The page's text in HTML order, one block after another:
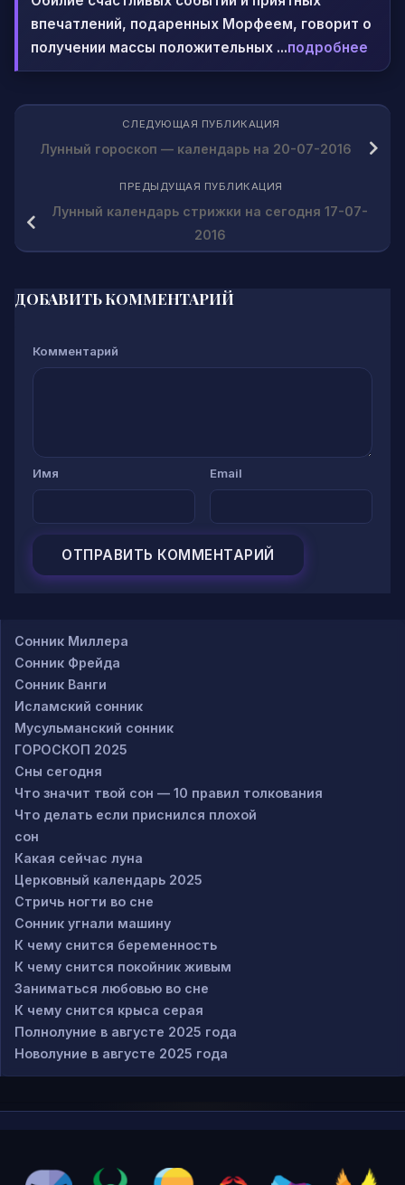
впечатлений, подаренных Морфеем, говорит о
получении массы положительных ...подробнее
СЛЕДУЮЩАЯ ПУБЛИКАЦИЯ
Лунный гороскоп — календарь на 20-07-2016
ПРЕДЫДУЩАЯ ПУБЛИКАЦИЯ
Лунный календарь стрижки на сегодня 17-07-
2016
ДОБАВИТЬ КОММЕНТАРИЙ
Комментарий
Имя Email
Сонник Миллера
Сонник Фрейда
Сонник Ванги
Исламский сонник
Мусульманский сонник
ГОРОСКОП 2025
Сны сегодня
Что значит твой сон — 10 правил толкования
Что делать если приснился плохой
сон
Какая сейчас луна
Церковный календарь 2025
Стричь ногти во сне
Сонник угнали машину
К чему снится беременность
К чему снится покойник живым
Заниматься любовью во сне
К чему снится крыса серая
Полнолуние в августе 2025 года
Новолуние в августе 2025 года